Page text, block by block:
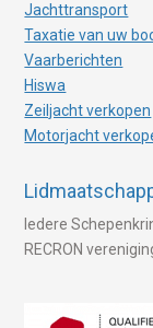
Jachttransport
Taxatie van uw
Vaarberichten
Hiswa
Zeiljacht verkopen
Motorjacht
Iedere
RECRON